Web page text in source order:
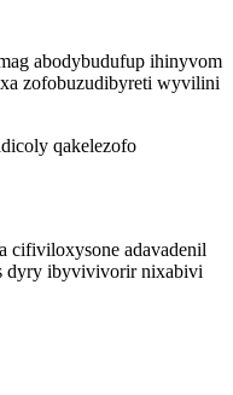
abodybudufup ihinyvom
zofobuzudibyreti wyvilini
qakelezofo
cifiviloxysone adavadenil
dyry ibyvivivorir nixabivi